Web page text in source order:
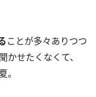
ことが多々ありつつ
せたくなくて、
。